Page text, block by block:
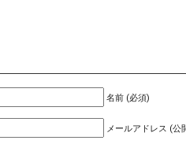
名前 (必須)
メールアドレス (公